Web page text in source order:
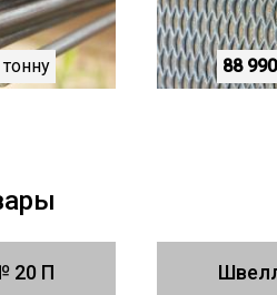
тонну 88
20 П